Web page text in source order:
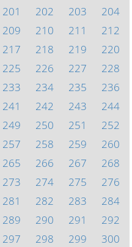
201 202 203
204
209 210 211
212
217 218 219
220
225 226 227
228
233 234 235
236
241 242 243
244
249 250 251
252
257 258 259
260
265 266 267
268
273 274 275
276
281 282 283
284
289 290 291
292
297 298 299
300